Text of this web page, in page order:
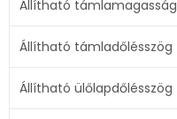
Állítható támlamagasság
Állítható támladőlésszög
Állítható ülőlapdőlésszög